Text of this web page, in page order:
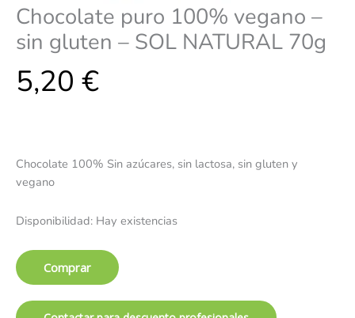
Chocolate puro 100% vegano –
sin gluten – SOL NATURAL 70g
5,20 €
Chocolate 100% Sin azúcares, sin lactosa, sin gluten y
vegano
Disponibilidad: Hay existencias
Comprar